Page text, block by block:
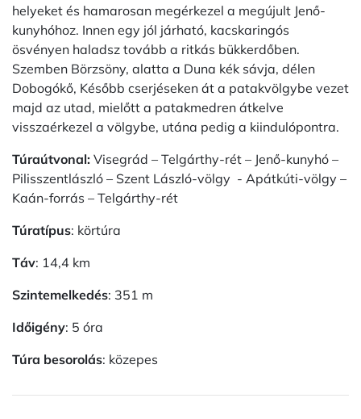
helyeket és hamarosan megérkezel a megújult Jenő-
kunyhóhoz. Innen egy jól járható, kacskaringós
ösvényen haladsz tovább a ritkás bükkerdőben.
Szemben Börzsöny, alatta a Duna kék sávja, délen
Dobogókő, Később cserjéseken át a patakvölgybe vezet
majd az utad, mielőtt a patakmedren átkelve
visszaérkezel a völgybe, utána pedig a kiindulópontra.
Túraútvonal: Visegrád – Telgárthy-rét – Jenő-kunyhó –
Pilisszentlászló – Szent László-völgy - Apátkúti-völgy –
Kaán-forrás – Telgárthy-rét
Túratípus: körtúra
Táv: 14,4 km
Szintemelkedés: 351 m
Időigény: 5 óra
Túra besorolás: közepes